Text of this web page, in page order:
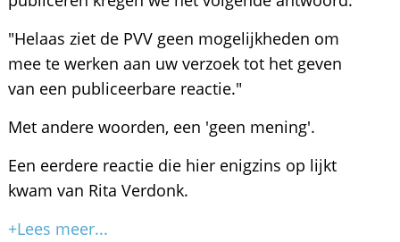
"Helaas ziet de PVV geen mogelijkheden om
mee te werken aan uw verzoek tot het geven
van een publiceerbare reactie."
Met andere woorden, een 'geen mening'.
Een eerdere reactie die hier enigzins op lijkt
kwam van Rita Verdonk.
+Lees meer...